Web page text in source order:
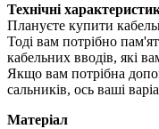
Технічні
Плануєте купити
Тоді вам потрібно
кабельних вводів, які
Якщо вам потрібна
сальників, ось ваші
Матеріал